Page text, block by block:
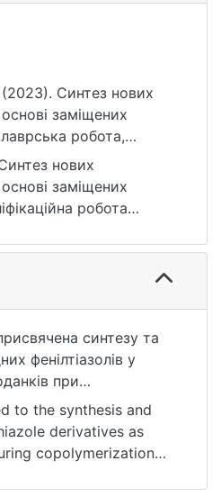
Синтез нових
заміщених
робота,
університет імені
handle/123456789/45
нових
заміщених
робота
handle/123456789/45
25.07.2026).
синтезу та
фенілтіазолів у
при
та їх вплив на
кополімеру.
3 нових мономери
3 кополімери зі
to the synthesis and
derivatives as
copolymerization